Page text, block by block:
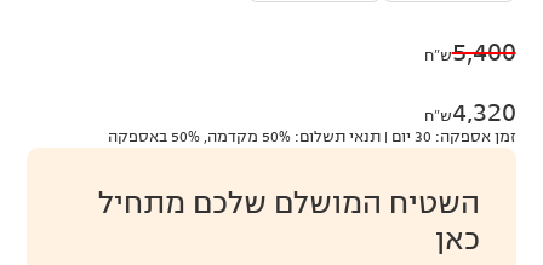
5,400ש״ח
4,320ש״ח
זמן אספקה: 30 יום | תנאי תשלום: 50% מקדמה, 50% באספקה
השטיח המושלם שלכם מתחיל
כאן